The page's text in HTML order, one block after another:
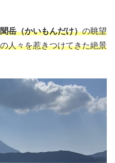
岳（かいもんだけ）の眺望
人々を惹きつけてきた絶景